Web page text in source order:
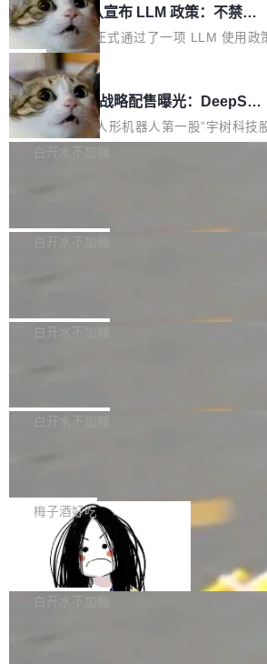
配、功耗与稳定性调优、兼容性测评及统一
等内容展开系统讲解和实战交流，帮助企业
步了解开源鸿蒙在智能...
Hub 员工 kdaigle 在 HN 讨论中贴出了一组
据：2025 年全年 10 亿次 commit。现在，
2.75 亿次，全年预计 140 亿次。GitHub...
ontinual Harness。在 ARC-AGI 3 基准测试
上，Prime Agent + Opus 5 的组合达到了
5% RHAE Best@1，超过了 ARC 报告的人
家基线 95.4%。 不是又一个 coding agent
器 Prime Agent 的架构和市面上大多数
agent 有本质区别。大多数 agent harness
计是基于早期模型的能力—...
Rust 项目团队宣布 LLM 政策：不禁
止，但你要承认哪些代码不是你写的
Rust 语言项目正式通过了一项 LLM 使用政
覆盖 rust-lang/rust 单一仓库的代码贡献。这
是项目级别的官方立场，目前由五个团队采
但它可能是主流开源项目中关于 AI 辅助贡献
细致的一份规则。 政策的核心只有一句话：
可以用来分析、提炼、审阅、建议，但不能
不得生成涉及安全性的关键变更，除非作者
局
宇树科技 IPO 战略配售曝光：DeepSe
ek 获配 93.3 万股，锁定 36 个月
8月6日晚间，“人形机器人第一股”宇树科技
有限公司披露IPO发行价格及战略配售结果，
36个月。 公告显示，本次宇树科技战略配售
员工参与设立的专项资产管理计划。其中，
获配9...
白开水不加糖
Bug fixes and enhancements 修复多次传递
一个回归问题，该问题导致拉取镜像时会拒
题，该问题可能导致在旧版 Linux 内核...
白开水不加糖
e 孵化器项目管理委员会（IPMC）投票中获
P）！这一里程碑不仅标志着 Fluss 迈入新的
白开水不加糖
长期停止内容更新，未能实现其作为“AI版维
提交的编辑请求也长期处于待处理状态。
pedia 于去年底上线，定位为由人工智能生成
容的百科平台，被马斯克视为传统众包百科
维基百科的替代方案。Lawfare 调查发现，
热门页面还是低关注度页面，均未出现近期
白开水不加糖
是这样的：配 MessageSource 的 Bean、
eloadableResourceBundleMessageSource
声明 LocaleResolver、注册
erceptor…五六步之后才能看到第一行翻译
本。 Solon 换了个方式。整个 i18n 模块围
梅子酒好吃
Apache Doris 4.1 全面增强 Iceberg：
支持 UPDATE、MERGE INTO 与 Iceb
erg V3
Apache Doris 4.1 要补齐的，正是缺失的那
半。在已有查询能力的基础上，Doris 进一步
白开水不加糖